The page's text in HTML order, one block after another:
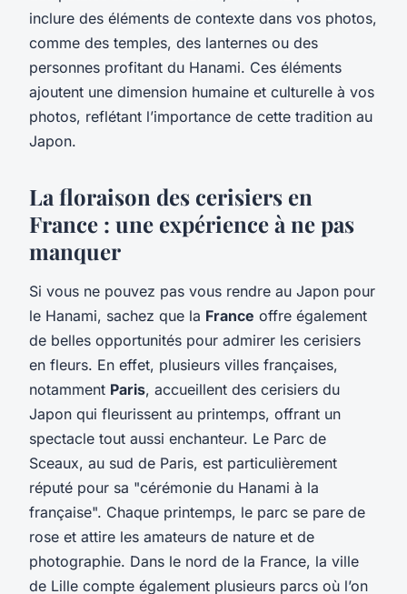
inclure des éléments de contexte dans vos photos,
comme des temples, des lanternes ou des
personnes profitant du Hanami. Ces éléments
ajoutent une dimension humaine et culturelle à vos
photos, reflétant l’importance de cette tradition au
Japon.
La floraison des cerisiers en
France : une expérience à ne pas
manquer
Si vous ne pouvez pas vous rendre au Japon pour
le Hanami, sachez que la France offre également
de belles opportunités pour admirer les cerisiers
en fleurs. En effet, plusieurs villes françaises,
notamment Paris, accueillent des cerisiers du
Japon qui fleurissent au printemps, offrant un
spectacle tout aussi enchanteur. Le Parc de
Sceaux, au sud de Paris, est particulièrement
réputé pour sa "cérémonie du Hanami à la
française". Chaque printemps, le parc se pare de
rose et attire les amateurs de nature et de
photographie. Dans le nord de la France, la ville
de Lille compte également plusieurs parcs où l’on